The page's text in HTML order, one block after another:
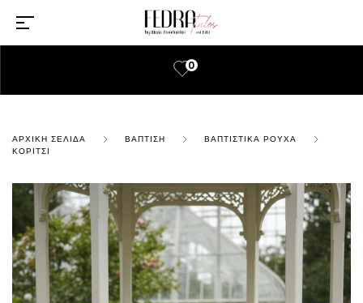
0
ΑΡΧΙΚΉ ΣΕΛΊΔΑ ΒΆΠΤΙΣΗ
ΒΑΠΤΙΣΤΙΚΆ ΡΟΎΧΑ
ΚΟΡΊΤΣΙ